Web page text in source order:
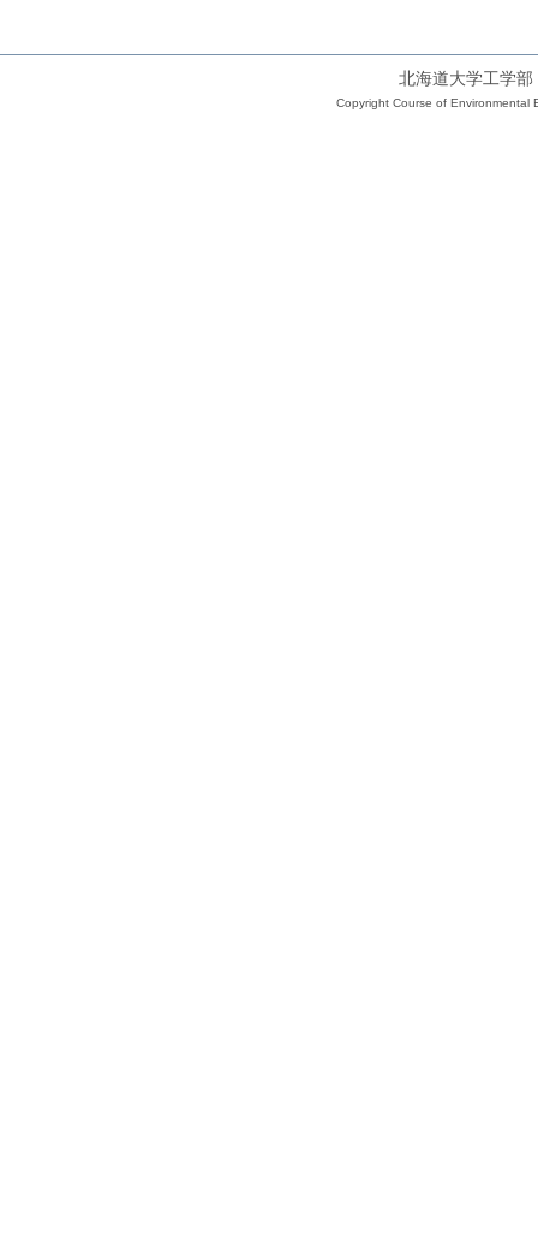
北海道大学工学
Copyright Course of Environmental